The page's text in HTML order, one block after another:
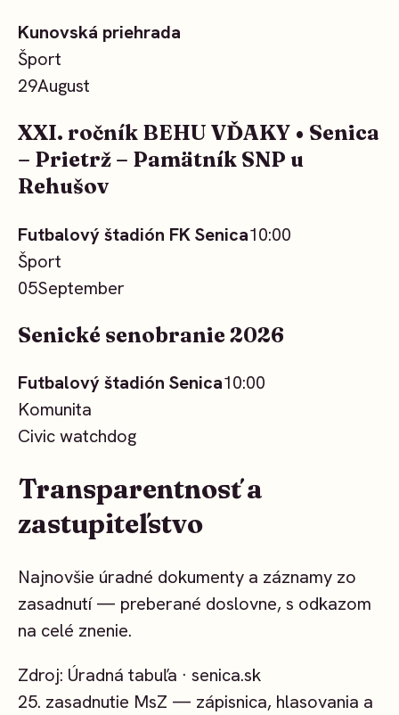
Kunovská priehrada
Šport
29August
XXI. ročník BEHU VĎAKY • Senica
– Prietrž – Pamätník SNP u
Rehušov
Futbalový štadión FK Senica10:00
Šport
05September
Senické senobranie 2026
Futbalový štadión Senica10:00
Komunita
Civic watchdog
Transparentnosť a
zastupiteľstvo
Najnovšie úradné dokumenty a záznamy zo
zasadnutí — preberané doslovne, s odkazom
na celé znenie.
Zdroj: Úradná tabuľa · senica.sk
25. zasadnutie MsZ — zápisnica, hlasovania a